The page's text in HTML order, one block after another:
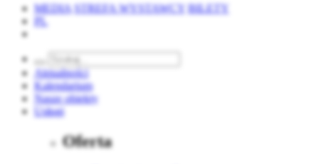
MEDIA STREFA WYSTAWCY BILETY
PL
Aktualności
Kalendarium
Nasze obiekty
Usługi
Oferta